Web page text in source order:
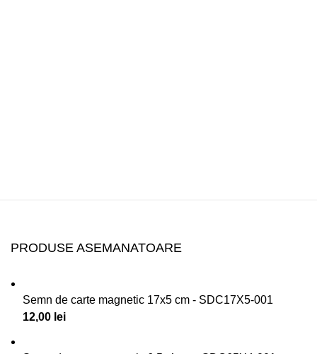
PRODUSE ASEMANATOARE
Semn de carte magnetic 17x5 cm - SDC17X5-001
12,00 lei